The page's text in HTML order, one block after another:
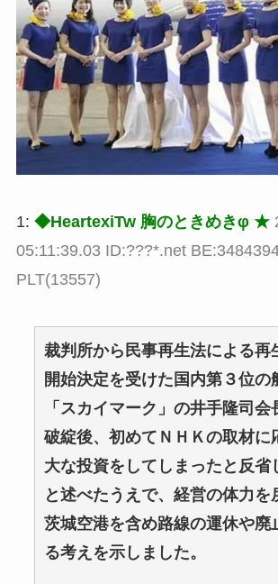
1: ◆HeartexiTw 胸のときめきφ ★
05:11:39.03 ID:???*.net
PLT(13557)
裁判所から民事再生法による再
開始決定を受けた国内第３位の
「スカイマーク」の井手隆司会
破綻後、初めてＮＨＫの取材に
大な投資をしてしまったと反省
と述べたうえで、経営の体力を
茨城空港を含め路線の運休や廃
る考えを示しました。